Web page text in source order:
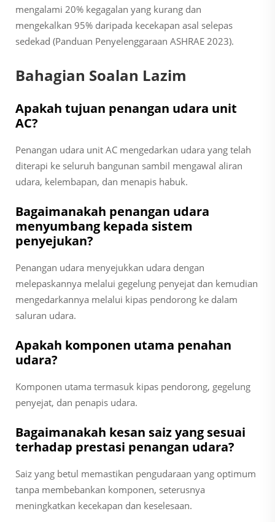
mengalami 20% kegagalan yang kurang dan
mengekalkan 95% daripada kecekapan asal selepas
sedekad (Panduan Penyelenggaraan ASHRAE 2023).
Bahagian Soalan Lazim
Apakah tujuan penangan udara unit
AC?
Penangan udara unit AC mengedarkan udara yang telah
diterapi ke seluruh bangunan sambil mengawal aliran
udara, kelembapan, dan menapis habuk.
Bagaimanakah penangan udara
menyumbang kepada sistem
penyejukan?
Penangan udara menyejukkan udara dengan
melepaskannya melalui gegelung penyejat dan kemudian
mengedarkannya melalui kipas pendorong ke dalam
saluran udara.
Apakah komponen utama penahan
udara?
Komponen utama termasuk kipas pendorong, gegelung
penyejat, dan penapis udara.
Bagaimanakah kesan saiz yang sesuai
terhadap prestasi penangan udara?
Saiz yang betul memastikan pengudaraan yang optimum
tanpa membebankan komponen, seterusnya
meningkatkan kecekapan dan keselesaan.